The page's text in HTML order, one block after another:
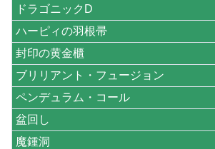
ドラゴニックD
ハーピィの羽根帚
封印の黄金櫃
ブリリアント・フュージョン
ペンデュラム・コール
盆回し
魔鍾洞